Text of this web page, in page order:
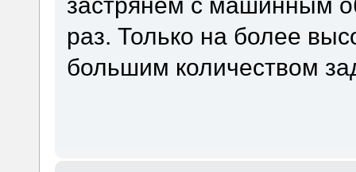
раз. Только на более
большим количеством